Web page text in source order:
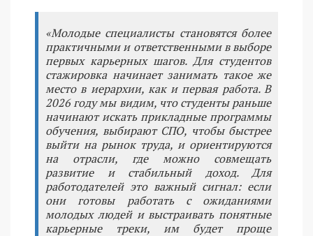
«Молодые специалисты становятся более
практичными и ответственными в выборе
первых карьерных шагов. Для студентов
стажировка начинает занимать такое же
место в иерархии, как и первая работа. В
2026 году мы видим, что студенты раньше
начинают искать прикладные программы
обучения, выбирают СПО, чтобы быстрее
выйти на рынок труда, и ориентируются
на отрасли, где можно совмещать
развитие и стабильный доход. Для
работодателей это важный сигнал: если
они готовы работать с ожиданиями
молодых людей и выстраивать понятные
карьерные треки, им будет проще